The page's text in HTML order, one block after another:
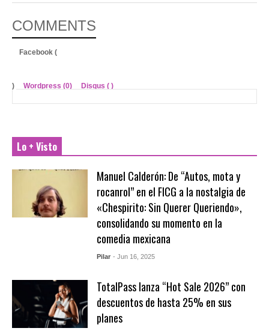
COMMENTS
Facebook (
) Wordpress (0) Disqus ( )
Lo + Visto
Manuel Calderón: De “Autos, mota y
rocanrol” en el FICG a la nostalgia de
«Chespirito: Sin Querer Queriendo»,
consolidando su momento en la
comedia mexicana
Pilar - Jun 16, 2025
TotalPass lanza “Hot Sale 2026” con
descuentos de hasta 25% en sus
planes